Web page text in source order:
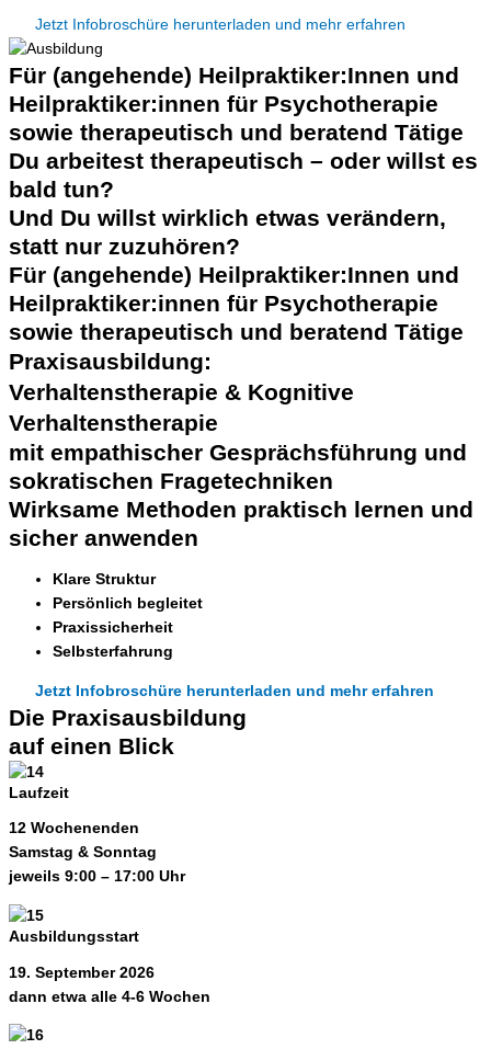
Jetzt Infobroschüre herunterladen und mehr erfahren
Für (angehende) Heilpraktiker:Innen und
Heilpraktiker:innen für Psychotherapie
sowie therapeutisch und beratend Tätige
Du arbeitest therapeutisch – oder willst es
bald tun?
Und Du willst wirklich etwas verändern,
statt nur zuzuhören?
Für (angehende) Heilpraktiker:Innen und
Heilpraktiker:innen für Psychotherapie
sowie therapeutisch und beratend Tätige
Praxisausbildung:
Verhaltenstherapie & Kognitive
Verhaltenstherapie
mit empathischer Gesprächsführung und
sokratischen Fragetechniken
Wirksame Methoden praktisch lernen und
sicher anwenden
Klare Struktur
Persönlich begleitet
Praxissicherheit
Selbsterfahrung
Jetzt Infobroschüre herunterladen und mehr erfahren
Die Praxisausbildung
auf einen Blick
Laufzeit
12 Wochenenden
Samstag & Sonntag
jeweils 9:00 – 17:00 Uhr
Ausbildungsstart
19. September 2026
dann etwa alle 4-6 Wochen